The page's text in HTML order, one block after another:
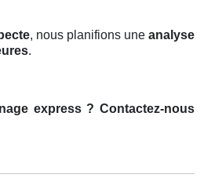
, nous planifions une analyse
.
express ? Contactez-nous